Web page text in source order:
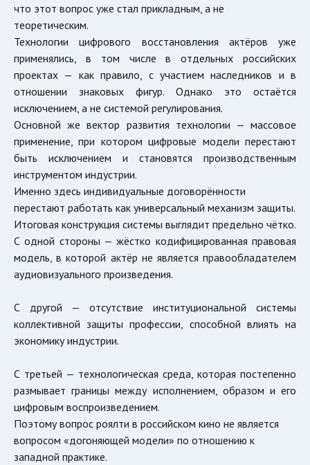
что этот вопрос уже стал прикладным, а не
теоретическим.
Технологии цифрового восстановления актёров уже
применялись, в том числе в отдельных российских
проектах — как правило, с участием наследников и в
отношении знаковых фигур. Однако это остаётся
исключением, а не системой регулирования.
Основной же вектор развития технологии — массовое
применение, при котором цифровые модели перестают
быть исключением и становятся производственным
инструментом индустрии.
Именно здесь индивидуальные договорённости
перестают работать как универсальный механизм защиты.
Итоговая конструкция системы выглядит предельно чётко.
С одной стороны — жёстко кодифицированная правовая
модель, в которой актёр не является правообладателем
аудиовизуального произведения.
С другой — отсутствие институциональной системы
коллективной защиты профессии, способной влиять на
экономику индустрии.
С третьей — технологическая среда, которая постепенно
размывает границы между исполнением, образом и его
цифровым воспроизведением.
Поэтому вопрос роялти в российском кино не является
вопросом «догоняющей модели» по отношению к
западной практике.